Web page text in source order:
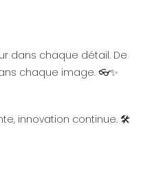
dans chaque détail. De
chaque image. 👓✨
innovation continue. 🛠️